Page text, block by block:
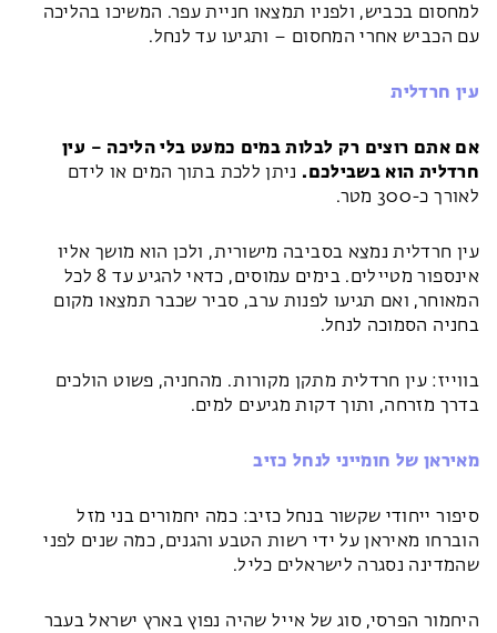
למחסום בכביש, ולפניו תמצאו חניית עפר. המשיכו בהליכה
עם הכביש אחרי המחסום – ותגיעו עד לנחל.
עין חרדלית
אם אתם רוצים רק לבלות במים כמעט בלי הליכה – עין
חרדלית הוא בשבילכם. ניתן ללכת בתוך המים או לידם
לאורך כ-300 מטר.
עין חרדלית נמצא בסביבה מישורית, ולכן הוא מושך אליו
אינספור מטיילים. בימים עמוסים, כדאי להגיע עד 8 לכל
המאוחר, ואם תגיעו לפנות ערב, סביר שכבר תמצאו מקום
בחניה הסמוכה לנחל.
בווייז: עין חרדלית מתקן מקורות. מהחניה, פשוט הולכים
בדרך מזרחה, ותוך דקות מגיעים למים.
מאיראן של חומייני לנחל כזיב
סיפור ייחודי שקשור בנחל כזיב: כמה יחמורים בני מזל
הוברחו מאיראן על ידי רשות הטבע והגנים, כמה שנים לפני
שהמדינה נסגרה לישראלים כליל.
היחמור הפרסי, סוג של אייל שהיה נפוץ בארץ ישראל בעבר